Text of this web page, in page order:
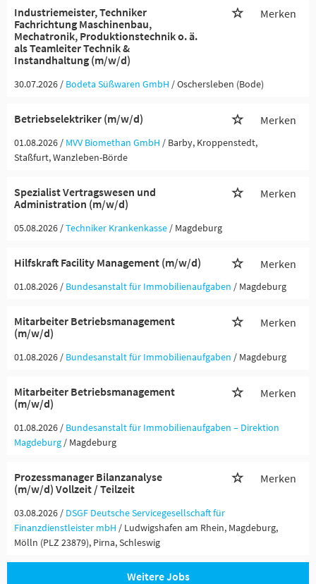
Industriemeister, Techniker
Fachrichtung Maschinenbau,
Mechatronik, Produktionstechnik o. ä.
als Teamleiter Technik &
Instandhaltung (m/w/d)
Merken
30.07.2026 / Bodeta Süßwaren GmbH / Oschersleben (Bode)
Betriebselektriker (m/w/d) Merken
01.08.2026 / MVV Biomethan GmbH / Barby, Kroppenstedt,
Staßfurt, Wanzleben-Börde
Spezialist Vertragswesen und
Administration (m/w/d)
Merken
05.08.2026 /Techniker Krankenkasse / Magdeburg
Hilfskraft Facility Management (m/w/d) Merken
01.08.2026 / Bundesanstalt für Immobilienaufgaben / Magdeburg
Mitarbeiter Betriebsmanagement
(m/w/d)
Merken
01.08.2026 / Bundesanstalt für Immobilienaufgaben / Magdeburg
Mitarbeiter Betriebsmanagement
(m/w/d)
Merken
01.08.2026 / Bundesanstalt für Immobilienaufgaben – Direktion
Magdeburg / Magdeburg
Prozessmanager Bilanzanalyse
(m/w/d) Vollzeit / Teilzeit
Merken
03.08.2026 / DSGF Deutsche Servicegesellschaft für
Finanzdienstleister mbH / Ludwigshafen am Rhein, Magdeburg,
Mölln (PLZ 23879), Pirna, Schleswig
Weitere Jobs